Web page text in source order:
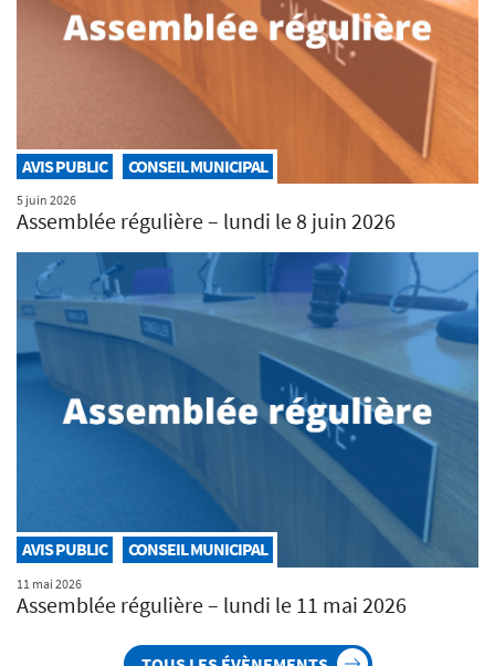
AVIS PUBLIC CONSEIL MUNICIPAL
5 juin 2026
Assemblée régulière – lundi le 8 juin 2026
AVIS PUBLIC CONSEIL MUNICIPAL
11 mai 2026
Assemblée régulière – lundi le 11 mai 2026